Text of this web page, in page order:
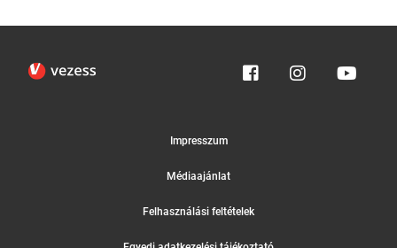
Impresszum
Médiaajánlat
Felhasználási feltételek